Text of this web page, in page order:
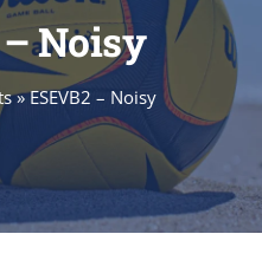
– Noisy
»ESEVB2 – Noisy